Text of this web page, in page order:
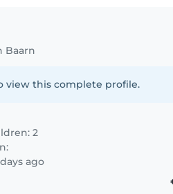
Baarn
view this complete profile.
2
ago